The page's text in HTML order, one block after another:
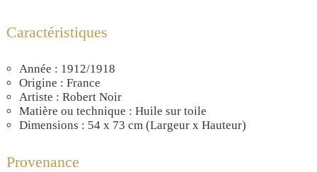
Caractéristiques
Année : 1912/1918
Origine : France
Artiste : Robert Noir
Matière ou technique : Huile sur toile
Dimensions : 54 x 73 cm (Largeur x Hauteur)
Provenance